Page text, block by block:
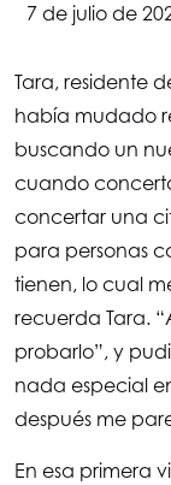
:
de
7 de julio de
Tara, residente
había mudado
buscando un
cuando
concertar una
para personas
tienen, lo cual
recuerda Tara.
probarlo”, y
nada especial
después me
En esa primera